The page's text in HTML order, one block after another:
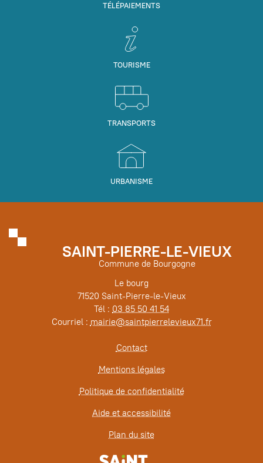
TÉLÉPAIEMENTS
TOURISME
TRANSPORTS
URBANISME
SAINT-PIERRE-LE-VIEUX
Commune de Bourgogne
Le bourg
71520 Saint-Pierre-le-Vieux
Tél : 03 85 50 41 54
Courriel : mairie@saintpierrelevieux71.fr
Contact
Mentions légales
Politique de confidentialité
Aide et accessibilité
Plan du site